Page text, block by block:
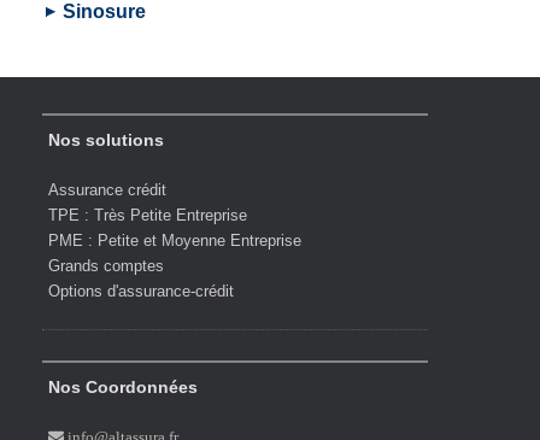
Sinosure
Nos solutions
Assurance crédit
TPE : Très Petite Entreprise
PME : Petite et Moyenne Entreprise
Grands comptes
Options d'assurance-crédit
Nos Coordonnées
info@altassura.fr